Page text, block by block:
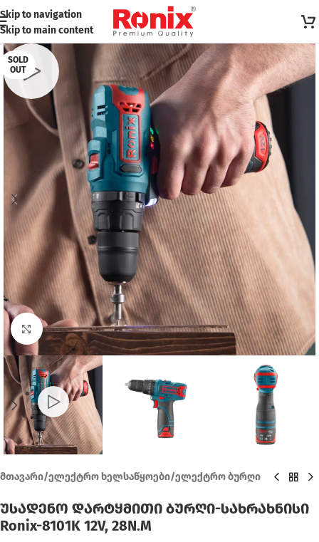
Skip to navigation
Skip to main content
SOLD
OUT
Click to enlarge
მთავარი/ელექტრო ხელსაწყოები/ელექტრო ბურღი
უსადენო დარტყმითი ბურღი-სახრახნისი
Ronix-8101K 12V, 28N.M